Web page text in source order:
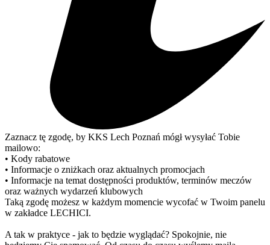
Zaznacz tę zgodę, by KKS Lech Poznań mógł wysyłać Tobie
mailowo:
• Kody rabatowe
• Informacje o zniżkach oraz aktualnych promocjach
• Informacje na temat dostępności produktów, terminów meczów
oraz ważnych wydarzeń klubowych
Taką zgodę możesz w każdym momencie wycofać w Twoim panelu
w zakładce LECHICI.
A tak w praktyce - jak to będzie wyglądać? Spokojnie, nie